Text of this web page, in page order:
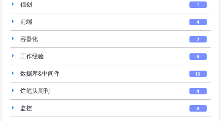
信创 1
前端 4
容器化 7
工作经验 5
数据库&中间件 15
烂笔头周刊 4
监控 5